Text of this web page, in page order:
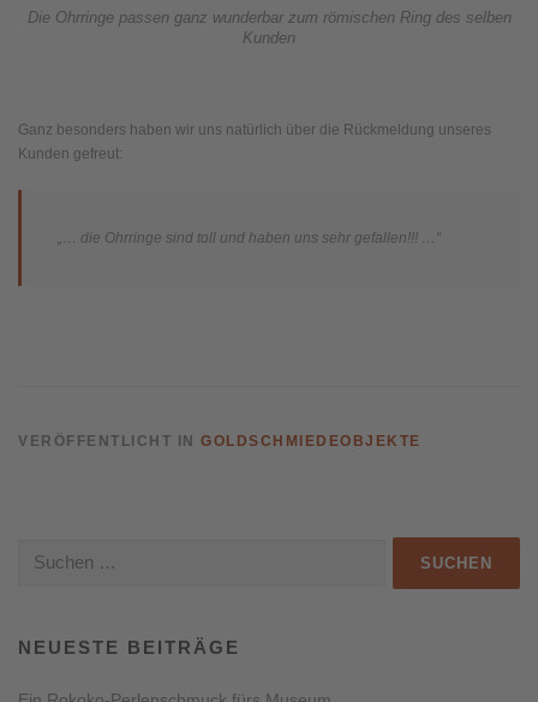
Die Ohrringe passen ganz wunderbar zum römischen Ring des selben
Kunden
Ganz besonders haben wir uns natürlich über die Rückmeldung unseres
Kunden gefreut:
„… die Ohrringe sind toll und haben uns sehr gefallen!!! …“
VERÖFFENTLICHT IN GOLDSCHMIEDEOBJEKTE
nach:
NEUESTE BEITRÄGE